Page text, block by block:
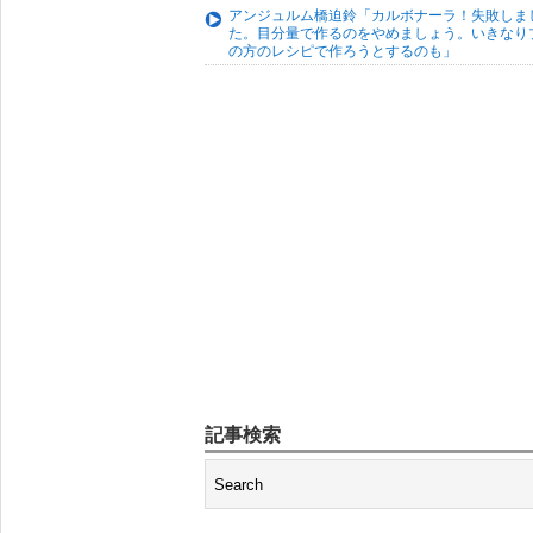
アンジュルム橋迫鈴「カルボナーラ！失敗しま
た。目分量で作るのをやめましょう。いきなり
の方のレシピで作ろうとするのも」
記事検索